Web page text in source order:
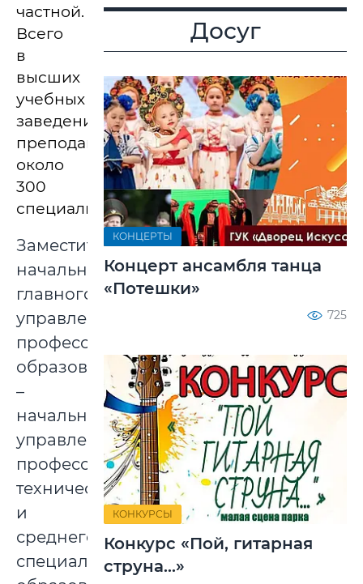
частной.
Всего
в
высших
учебных
заведениях
преподают
около
300
специальностей.
Заместитель
начальника
главного
управления
профессионального
образования
–
начальник
управления
профессионально-
технического
и
среднего
специального
Досуг
КОНЦЕРТЫ
Концерт ансамбля танца
«Потешки»
725
КОНКУРСЫ
Конкурс «Пой, гитарная
струна...»